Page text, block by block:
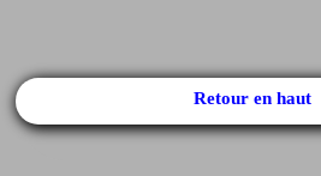
Retour en haut